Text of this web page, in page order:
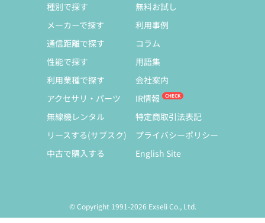
種別で探す
メーカーで探す
通信距離で探す
性能で探す
利用業種で探す
アクセサリ・パーツ
無線機レンタル
リースする(サブスク)
中古で購入する
無料お試し
利用事例
コラム
用語集
会社案内
IR情報
特定商取引法表記
プライバシーポリシー
English Site
© Copyright 1991-2026 Exseli Co., Ltd.